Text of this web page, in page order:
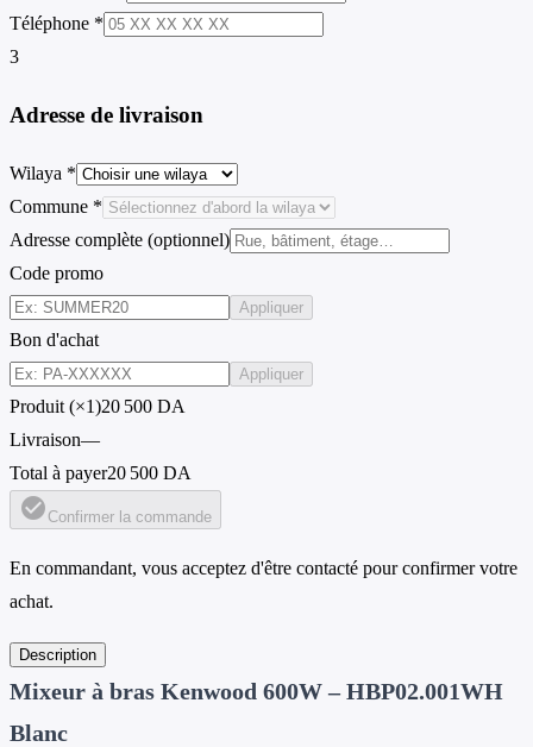
Téléphone *
3
Adresse de livraison
Wilaya *
Commune *
Adresse complète (optionnel)
Code promo
Appliquer
Bon d'achat
Appliquer
Produit (×1)20 500 DA
Livraison—
Total à payer20 500 DA
check_circle Confirmer la commande
En commandant, vous acceptez d'être contacté pour confirmer votre
achat.
Description
Mixeur à bras Kenwood 600W – HBP02.001WH
Blanc